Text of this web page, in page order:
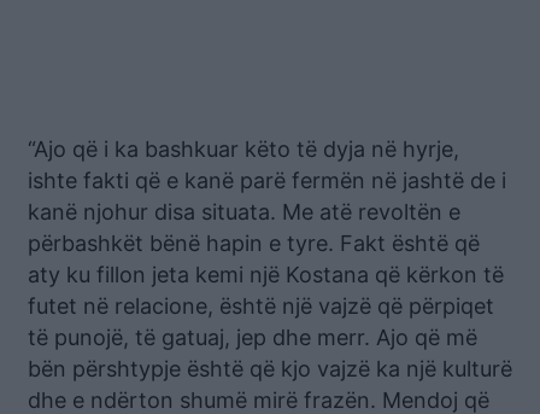
“Ajo që i ka bashkuar këto të dyja në hyrje,
ishte fakti që e kanë parë fermën në jashtë de i
kanë njohur disa situata. Me atë revoltën e
përbashkët bënë hapin e tyre. Fakt është që
aty ku fillon jeta kemi një Kostana që kërkon të
futet në relacione, është një vajzë që përpiqet
të punojë, të gatuaj, jep dhe merr. Ajo që më
bën përshtypje është që kjo vajzë ka një kulturë
dhe e ndërton shumë mirë frazën. Mendoj që